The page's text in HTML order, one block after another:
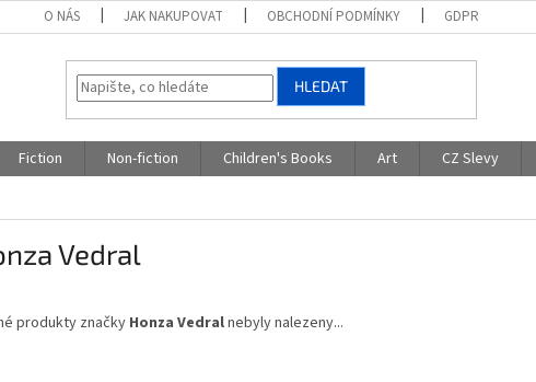
O NÁS JAK NAKUPOVAT OBCHODNÍ PODMÍNKY GDPR
HLEDAT
Fiction Non-fiction Children's Books Art CZ Slevy
Vedral
produkty značky Honza Vedralnebyly nalezeny...